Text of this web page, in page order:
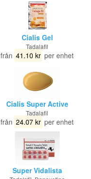
Cialis Gel
Tadalafil
från 41.10 kr per enhet
Cialis Super Active
Tadalafil
från 24.07 kr per enhet
Super Vidalista